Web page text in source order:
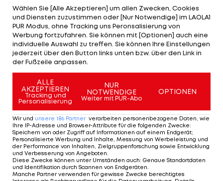
22:17 Punkten zum Sieger erklärt. Nach Protesten
der Japaner bestimmte die AIBA Shimizu zum
Sieger, da der Aserbaidschaner bei drei
Niederschlägen vom turkmenischen Ringrichter
nicht angezählt wurde. Der Verband prüft nun
etwaige Sanktionen gegen den Unparteiischen.
Mehr zum Thema
Wählen Sie [Alle Akzeptieren] um allen Zwecken, Cookies
und Diensten zuzustimmen oder [Nur Notwendige] im LAOLA1
PUR Modus, ohne Tracking uns Peronsalisierung von
Werbung fortzufahren. Sie können mit [Optionen] auch eine
individuelle Auswahl zu treffen. Sie können Ihre Einstellungen
jederzeit über den Button links unten bzw. über den Link in
der Fußzeile anpassen.
ALLE
AKZEPTIEREN
Tracking und
Personalisierung
NUR
NOTWENDIGE
Weiter mit PUR-Abo
OPTIONEN
Wir und unsere 186 Partner verarbeiten personenbezogene Daten, wie
Ihre IP-Adresse und Browser-Attribute für die folgenden Zwecke:
Speichern von oder Zugriff auf Informationen auf einem Endgerät;
Personalisierte Werbung und Inhalte, Messung von Werbeleistung und
der Performance von Inhalten, Zielgruppenforschung sowie Entwicklung
und Verbesserung von Angeboten.
Diese Zwecke können unter Umständen auch: Genaue Standortdaten
und Identifikation durch Scannen von Endgeräten.
Manche Partner verwenden für gewisse Zwecke berechtigtes